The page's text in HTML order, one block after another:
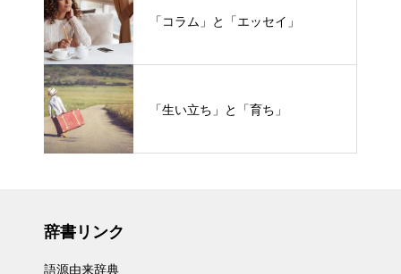
「コラム」と「エッセイ」
「生い立ち」と「育ち」
辞書リンク
語源由来辞典